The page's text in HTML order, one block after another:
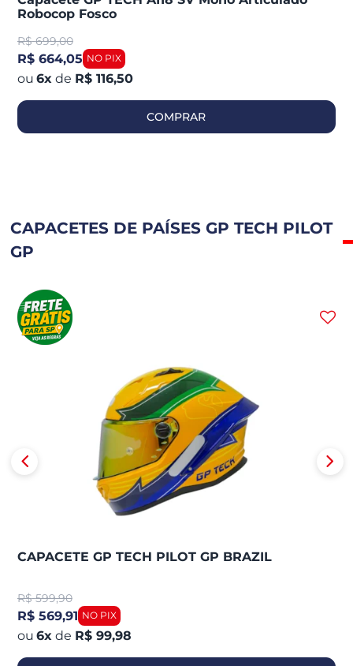
Robocop Fosco
R$ 699,00
R$ 664,05
6x de R$ 116,50
COMPRAR
CAPACETES DE PAÍSES GP TECH PILOT
GP
CAPACETE GP TECH PILOT GP BRAZIL
R$ 599,90
R$ 569,91
6x de R$ 99,98